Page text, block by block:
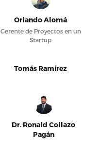
Orlando Alomá
Gerente de Proyectos en un
Startup
Tomás Ramírez
Dr. Ronald Collazo
Pagán